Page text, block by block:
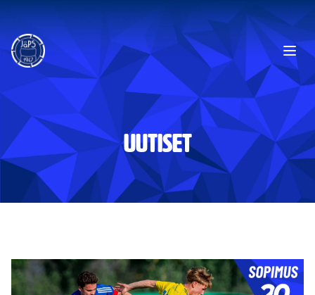
UUTISET